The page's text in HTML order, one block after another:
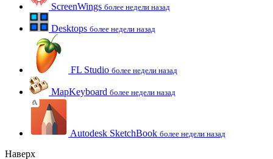
ScreenWings более недели назад
Desktops более недели назад
FL Studio более недели назад
MapKeyboard более недели назад
Autodesk SketchBook более недели назад
Наверх